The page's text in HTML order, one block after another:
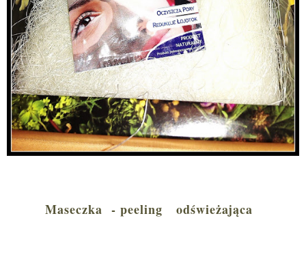
Maseczka - peeling odświeżająca